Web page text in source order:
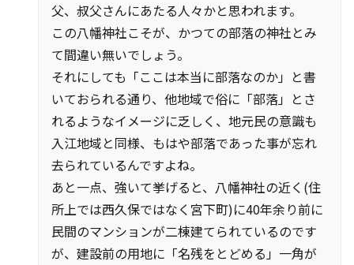
父、叔父さんにあたる人々かと思われます。
この八幡神社こそが、かつての部落の神社とみ
て間違い無いでしょう。
それにしても「ここは本当に部落なのか」と書
いておられる通り、他地域で俗に「部落」とさ
れるようなイメージに乏しく、地元民の意識も
入江地域と同様、もはや部落であった事が忘れ
去られているんですよね。
あと一点、強いて挙げると、八幡神社の近く(住
所上では西久保ではなく宮下町)に40年余り前に
民間のマンションが二棟建てられているのです
が、建設前の用地に「名残をとどめる」一角が